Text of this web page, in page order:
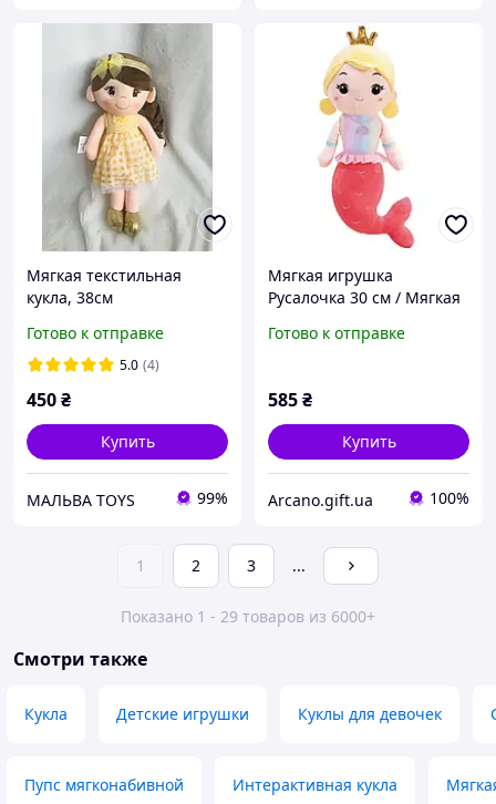
Мягкая текстильная
кукла, 38см
Готово к отправке
5.0 (4)
450₴
Купить
МАЛЬВА TOYS 99%
Мягкая игрушка
Русалочка 30 см / Мягкая
Принцесса
Готово к отправке
585₴
Купить
Arcano.gift.ua 100%
1 2 3 ...
Показано 1 - 29 товаров из 6000+
Смотри также
Кукла Детские игрушки Куклы для девочек
Пупс мягконабивной Интерактивная кукла